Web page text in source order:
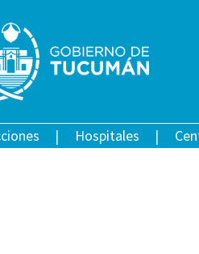
Hospitales